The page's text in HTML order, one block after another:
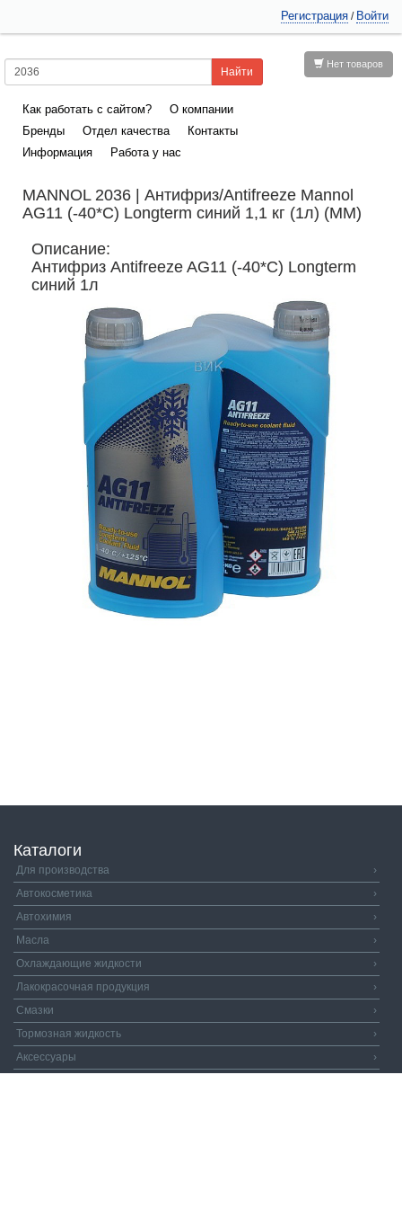
Регистрация / Войти
Нет товаров
Как работать с сайтом?
О компании
Бренды
Отдел качества
Контакты
Информация
Работа у нас
MANNOL 2036 | Антифриз/Antifreeze Mannol
AG11 (-40*C) Longterm синий 1,1 кг (1л) (ММ)
Описание:
Антифриз Antifreeze AG11 (-40*C) Longterm
синий 1л
Каталоги
Для производства
›
Автокосметика
›
Автохимия
›
Масла
›
Охлаждающие жидкости
›
Лакокрасочная продукция
›
Смазки
›
Тормозная жидкость
›
Аксессуары
›